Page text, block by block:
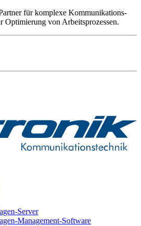
für komplexe Kommunikations-
Optimierung von Arbeitsprozessen.
Server
Management-Software